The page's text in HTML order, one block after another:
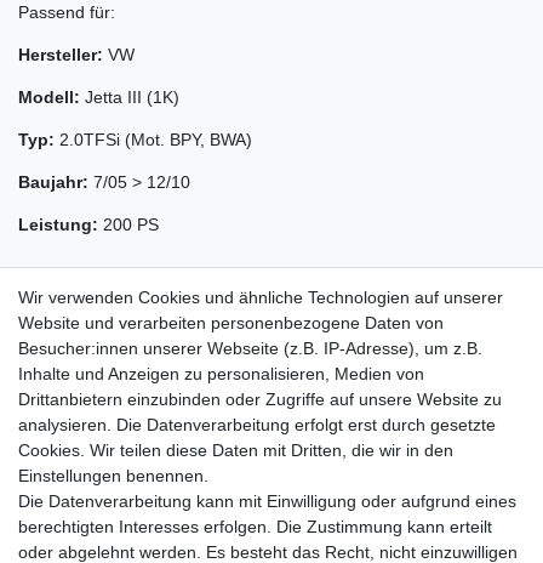
Passend für:
Hersteller: VW
Modell: Jetta III (1K)
Typ: 2.0TFSi (Mot. BPY, BWA)
Baujahr: 7/05 > 12/10
Leistung: 200 PS
Zahlung und Versand
Impressum Daten­schutz­erklärung AGB
Wir verwenden Cookies und ähnliche Technologien auf unserer
Website und verarbeiten personenbezogene Daten von
Besucher:innen unserer Webseite (z.B. IP-Adresse), um z.B.
Inhalte und Anzeigen zu personalisieren, Medien von
Drittanbietern einzubinden oder Zugriffe auf unsere Website zu
analysieren. Die Datenverarbeitung erfolgt erst durch gesetzte
Cookies. Wir teilen diese Daten mit Dritten, die wir in den
Einstellungen benennen.
Die Datenverarbeitung kann mit Einwilligung oder aufgrund eines
berechtigten Interesses erfolgen. Die Zustimmung kann erteilt
oder abgelehnt werden. Es besteht das Recht, nicht einzuwilligen